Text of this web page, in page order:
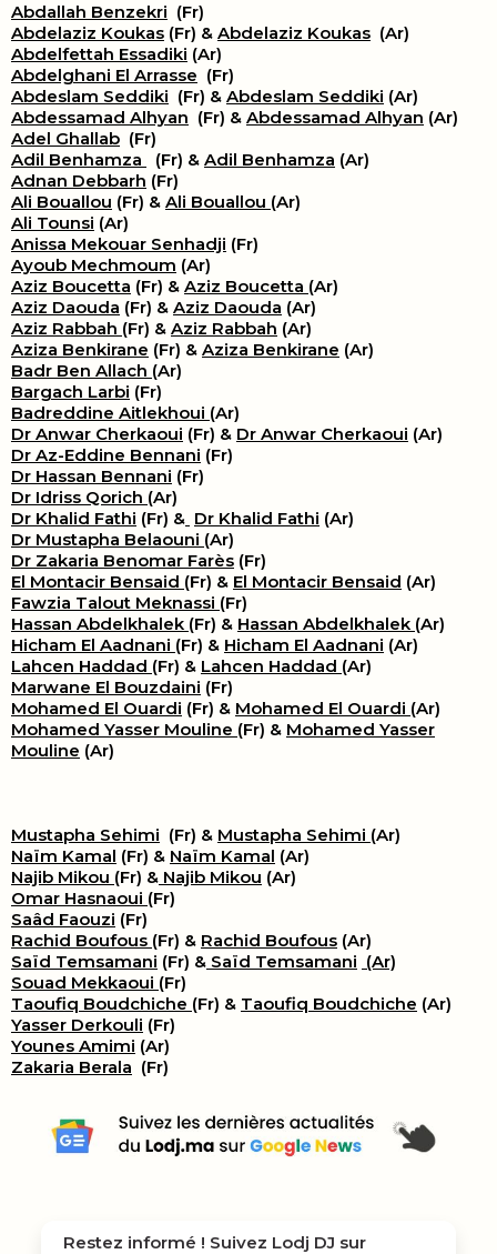
Abdallah Benzekri (Fr)
Abdelaziz Koukas (Fr) & Abdelaziz Koukas (Ar)
Abdelfettah Essadiki (Ar)
Abdelghani El Arrasse (Fr)
Abdeslam Seddiki (Fr) & Abdeslam Seddiki (Ar)
Abdessamad Alhyan (Fr) & Abdessamad Alhyan (Ar)
Adel Ghallab (Fr)
Adil Benhamza
(Fr) & Adil Benhamza (Ar)
Adnan Debbarh (Fr)
Ali Bouallou (Fr) & Ali Bouallou (Ar)
Ali Tounsi (Ar)
Anissa Mekouar Senhadji (Fr)
Ayoub Mechmoum (Ar)
Aziz Boucetta (Fr) & Aziz Boucetta (Ar)
Aziz Daouda (Fr) & Aziz Daouda (Ar)
Aziz Rabbah (Fr) & Aziz Rabbah (Ar)
Aziza Benkirane (Fr) & Aziza Benkirane (Ar)
Badr Ben Allach (Ar)
Bargach Larbi (Fr)
Badreddine Aitlekhoui (Ar)
Dr Anwar Cherkaoui (Fr) & Dr Anwar Cherkaoui (Ar)
Dr Az-Eddine Bennani (Fr)
Dr Hassan Bennani (Fr)
Dr Idriss Qorich (Ar)
Dr Khalid Fathi (Fr) & Dr Khalid Fathi (Ar)
Dr Mustapha Belaouni (Ar)
Dr Zakaria Benomar Farès (Fr)
El Montacir Bensaid (Fr) & El Montacir Bensaid (Ar)
Fawzia Talout Meknassi (Fr)
Hassan Abdelkhalek (Fr) & Hassan Abdelkhalek (Ar)
Hicham El Aadnani (Fr) & Hicham El Aadnani (Ar)
Lahcen Haddad (Fr) & Lahcen Haddad (Ar)
Marwane El Bouzdaini (Fr)
Mohamed El Ouardi (Fr) & Mohamed El Ouardi (Ar)
Mohamed Yasser Mouline (Fr) & Mohamed Yasser
Mouline (Ar)
Mustapha Sehimi (Fr) & Mustapha Sehimi (Ar)
Naïm Kamal (Fr) & Naïm Kamal (Ar)
Najib Mikou (Fr) & Najib Mikou (Ar)
Omar Hasnaoui (Fr)
Saâd Faouzi (Fr)
Rachid Boufous (Fr) & Rachid Boufous (Ar)
Saïd Temsamani (Fr) & Saïd Temsamani (Ar)
Souad Mekkaoui (Fr)
Taoufiq Boudchiche (Fr) & Taoufiq Boudchiche (Ar)
Yasser Derkouli (Fr)
Younes Amimi (Ar)
Zakaria Berala (Fr)
Restez informé ! Suivez Lodj DJ sur